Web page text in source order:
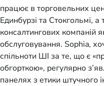
працює в торговельних
Единбурзі та Стокгольмі,
консалтингових компаній
обслуговування. Sophia,
спільноти ШІ за те, що є
обгорткою», регулярно
панелях з етики штучного